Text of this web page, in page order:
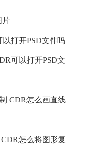
片
打开PSD文件吗
可以打开PSD文
CDR怎么画直线
怎么将图形复